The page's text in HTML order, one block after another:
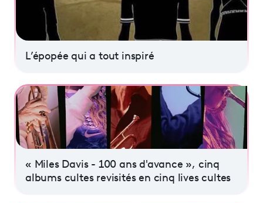
L’épopée qui a tout inspiré
« Miles Davis - 100 ans d'avance », cinq
albums cultes revisités en cinq lives cultes